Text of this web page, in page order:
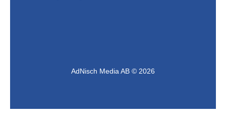
AdNisch Media AB © 2026